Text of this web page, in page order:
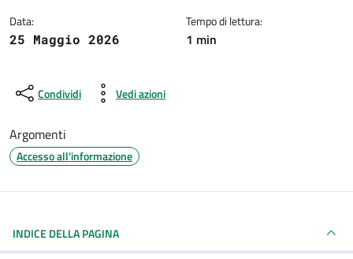
Data:
25 Maggio 2026
Tempo di lettura:
1 min
Condividi Vedi azioni
Argomenti
Accesso all'informazione
INDICE DELLA PAGINA